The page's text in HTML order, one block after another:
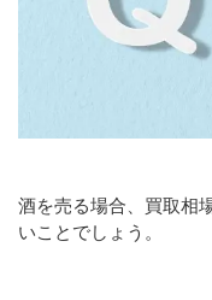
酒を売る場合、買取相
いことでしょう。